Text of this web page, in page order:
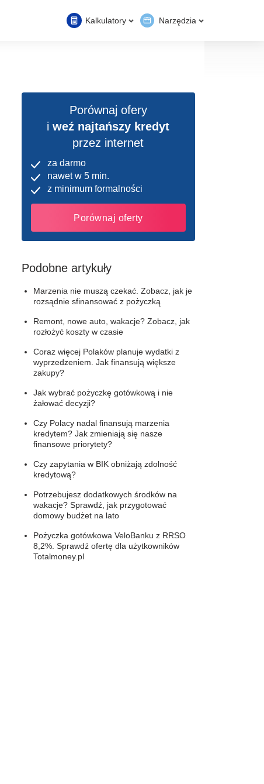
Kalkulatory Narzędzia
Porównaj ofery
iweź najtańszy kredyt
przez internet
za darmo
nawet w 5 min.
z minimum formalności
Porównaj oferty
Podobne artykuły
Marzenia nie muszą czekać. Zobacz, jak je
rozsądnie sfinansować z pożyczką
Remont, nowe auto, wakacje? Zobacz, jak
rozłożyć koszty w czasie
Coraz więcej Polaków planuje wydatki z
wyprzedzeniem. Jak finansują większe
zakupy?
Jak wybrać pożyczkę gotówkową i nie
żałować decyzji?
Czy Polacy nadal finansują marzenia
kredytem? Jak zmieniają się nasze
finansowe priorytety?
Czy zapytania w BIK obniżają zdolność
kredytową?
Potrzebujesz dodatkowych środków na
wakacje? Sprawdź, jak przygotować
domowy budżet na lato
Pożyczka gotówkowa VeloBanku z RRSO
8,2%. Sprawdź ofertę dla użytkowników
Totalmoney.pl